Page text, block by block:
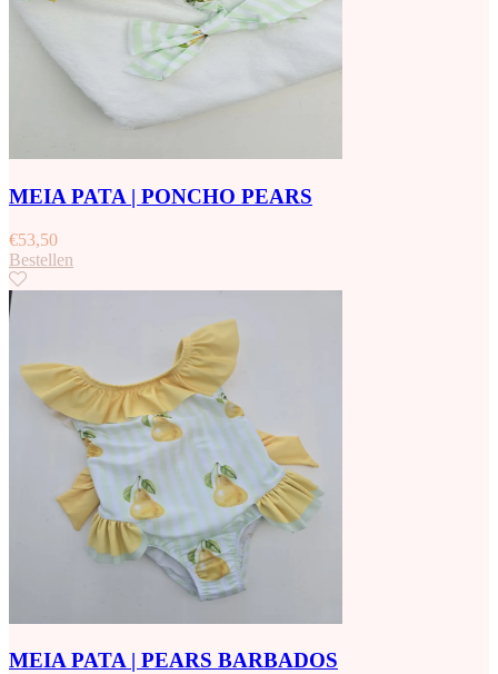
MEIA PATA | PONCHO PEARS
€53,50
Bestellen
MEIA PATA | PEARS BARBADOS